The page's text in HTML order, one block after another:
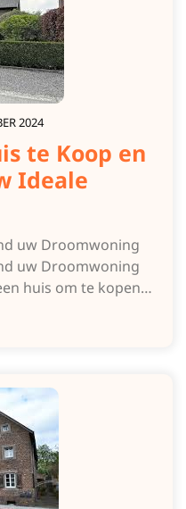
2024
te Koop en
Ideale
uw Droomwoning
uw Droomwoning
huis om te kopen…